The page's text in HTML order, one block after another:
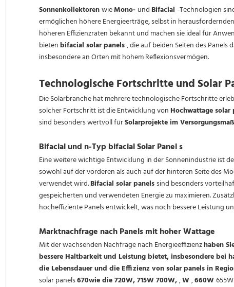
SonnenkollektorenwieMono- und Bifacial -Technologien
ermöglichen höhere Energieerträge, selbst in
höheren Effizienzraten bekannt und machen sie ideal für
bietenbifacial solar panels, die auf beiden Seiten des
insbesondere an Orten mit hohem Reflexionsvermögen.
Technologische Fortschritte und Solar
Die Solarbranche hat mehrere technologische Fortschritte
solcher Fortschritt ist die Entwicklung von Hochwattage solar
sind besonders wertvoll fürSolarprojekte im
Bifacial und n-Typ bifacial Solar Panel s
Eine weitere wichtige Entwicklung in der Sonnenindustrie ist
sowohl auf der vorderen als auch auf der hinteren Seite des
verwendet wird.Bifacial solar panelssind besonders
gespeicherten und verwendeten Energie zu maximieren.
hocheffiziente Panels entwickelt, was noch bessere Leistung
Marktnachfrage nach Panels mit hoher Wattage
Mit der wachsenden Nachfrage nach Energieeffizienzhaben
bessere Haltbarkeit und Leistung bietet, insbesondere bei
die Lebensdauer und die Effizienz von solar panels in
solar panels670wie die 720W, 715W 700W,,W,660W655W